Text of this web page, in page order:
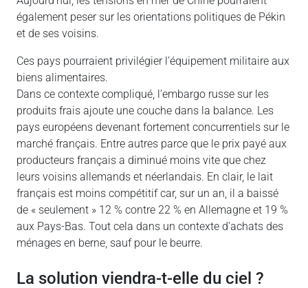
également peser sur les orientations politiques de Pékin
et de ses voisins.
Ces pays pourraient privilégier l’équipement militaire aux
biens alimentaires.
Dans ce contexte compliqué, l’embargo russe sur les
produits frais ajoute une couche dans la balance. Les
pays européens devenant fortement concurrentiels sur le
marché français. Entre autres parce que le prix payé aux
producteurs français a diminué moins vite que chez
leurs voisins allemands et néerlandais. En clair, le lait
français est moins compétitif car, sur un an, il a baissé
de « seulement » 12 % contre 22 % en Allemagne et 19 %
aux Pays-Bas. Tout cela dans un contexte d’achats des
ménages en berne, sauf pour le beurre.
La solution viendra-t-elle du ciel ?